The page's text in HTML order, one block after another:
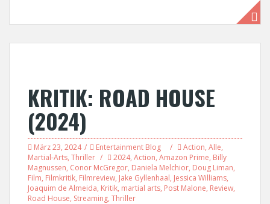
KRITIK: ROAD HOUSE
(2024)
März 23, 2024 Entertainment Blog Action, Alle,
Martial-Arts, Thriller 2024, Action, Amazon Prime, Billy
Magnussen, Conor McGregor, Daniela Melchior, Doug Liman,
Film, Filmkritik, Filmreview, Jake Gyllenhaal, Jessica Williams,
Joaquim de Almeida, Kritik, martial arts, Post Malone, Review,
Road House, Streaming, Thriller